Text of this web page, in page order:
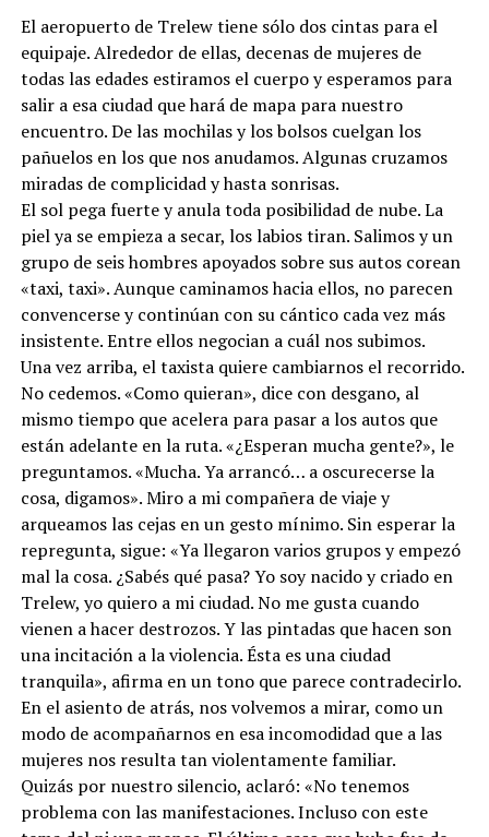
El aeropuerto de Trelew tiene sólo dos cintas para el
equipaje. Alrededor de ellas, decenas de mujeres de
todas las edades estiramos el cuerpo y esperamos para
salir a esa ciudad que hará de mapa para nuestro
encuentro. De las mochilas y los bolsos cuelgan los
pañuelos en los que nos anudamos. Algunas cruzamos
miradas de complicidad y hasta sonrisas.
El sol pega fuerte y anula toda posibilidad de nube. La
piel ya se empieza a secar, los labios tiran. Salimos y un
grupo de seis hombres apoyados sobre sus autos corean
«taxi, taxi». Aunque caminamos hacia ellos, no parecen
convencerse y continúan con su cántico cada vez más
insistente. Entre ellos negocian a cuál nos subimos.
Una vez arriba, el taxista quiere cambiarnos el recorrido.
No cedemos. «Como quieran», dice con desgano, al
mismo tiempo que acelera para pasar a los autos que
están adelante en la ruta. «¿Esperan mucha gente?», le
preguntamos. «Mucha. Ya arrancó… a oscurecerse la
cosa, digamos». Miro a mi compañera de viaje y
arqueamos las cejas en un gesto mínimo. Sin esperar la
repregunta, sigue: «Ya llegaron varios grupos y empezó
mal la cosa. ¿Sabés qué pasa? Yo soy nacido y criado en
Trelew, yo quiero a mi ciudad. No me gusta cuando
vienen a hacer destrozos. Y las pintadas que hacen son
una incitación a la violencia. Ésta es una ciudad
tranquila», afirma en un tono que parece contradecirlo.
En el asiento de atrás, nos volvemos a mirar, como un
modo de acompañarnos en esa incomodidad que a las
mujeres nos resulta tan violentamente familiar.
Quizás por nuestro silencio, aclaró: «No tenemos
problema con las manifestaciones. Incluso con este